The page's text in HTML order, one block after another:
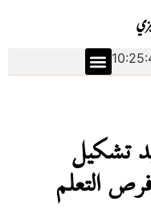
تشكيل
التعلم